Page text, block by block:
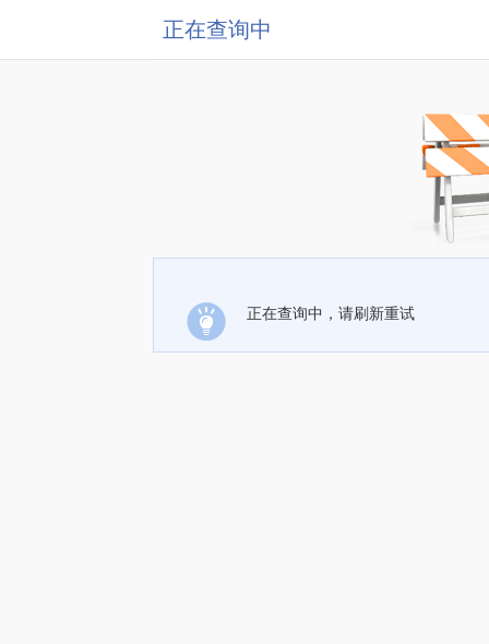
正在查询中
正在查询中，请刷新重试